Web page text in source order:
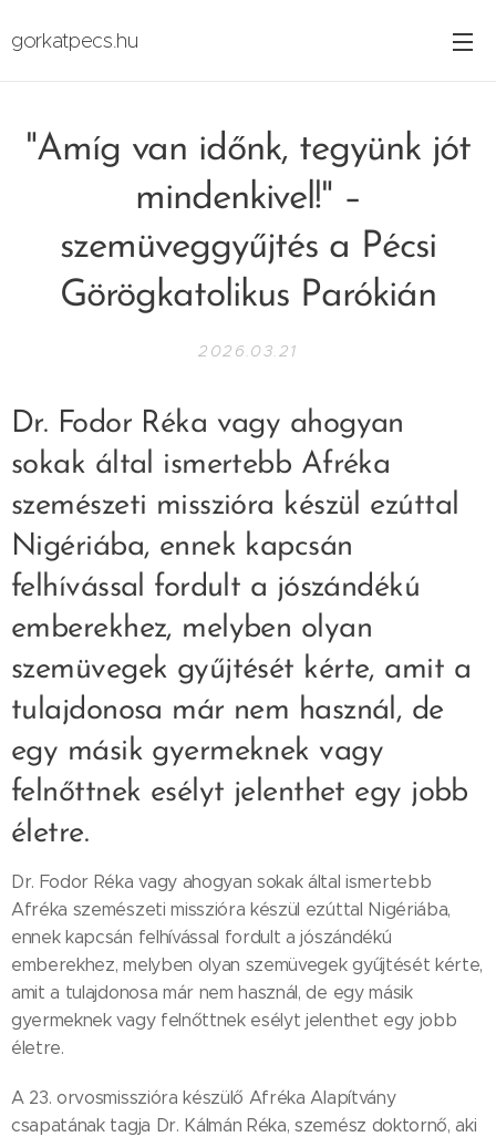
gorkatpecs.hu
"Amíg van időnk, tegyünk jót
mindenkivel!" –
szemüveggyűjtés a Pécsi
Görögkatolikus Parókián
2026.03.21
Dr. Fodor Réka vagy ahogyan
sokak által ismertebb Afréka
szemészeti misszióra készül ezúttal
Nigériába, ennek kapcsán
felhívással fordult a jószándékú
emberekhez, melyben olyan
szemüvegek gyűjtését kérte, amit a
tulajdonosa már nem használ, de
egy másik gyermeknek vagy
felnőttnek esélyt jelenthet egy jobb
életre.
Dr. Fodor Réka vagy ahogyan sokak által ismertebb
Afréka szemészeti misszióra készül ezúttal Nigériába,
ennek kapcsán felhívással fordult a jószándékú
emberekhez, melyben olyan szemüvegek gyűjtését kérte,
amit a tulajdonosa már nem használ, de egy másik
gyermeknek vagy felnőttnek esélyt jelenthet egy jobb
életre.
A 23. orvosmisszióra készülő Afréka Alapítvány
csapatának tagja Dr. Kálmán Réka, szemész doktornő, aki